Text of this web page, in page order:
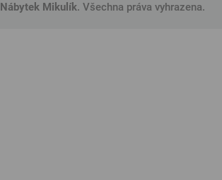
Nábytek Mikulík. Všechna práva vyhrazena.